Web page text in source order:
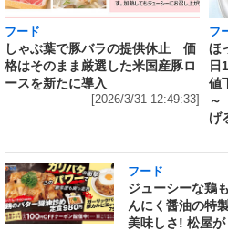
フード
しゃぶ葉で豚バラの提供休止 価
格はそのまま厳選した米国産豚ロ
ースを新たに導入
[2026/3/31 12:49:33]
フ
ほ
日
値
～
げ
フード
ジューシーな鶏
んにく醤油の特
美味しさ! 松屋